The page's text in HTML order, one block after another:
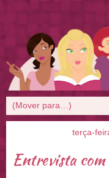
terça-
Entrevista com